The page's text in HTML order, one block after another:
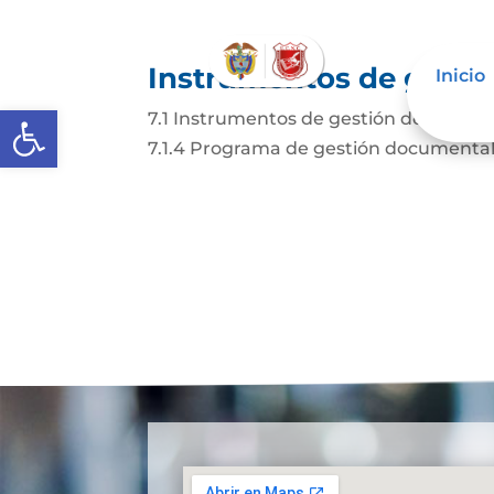
Abrir barra de herramientas
Inicio
Instrumentos de
7.1 Instrumentos de gestión de la
7.1.4 Programa de gestión